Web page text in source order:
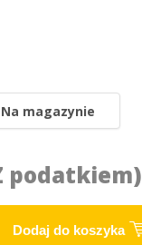
Na magazynie
podatkiem)
Dodaj do koszyka